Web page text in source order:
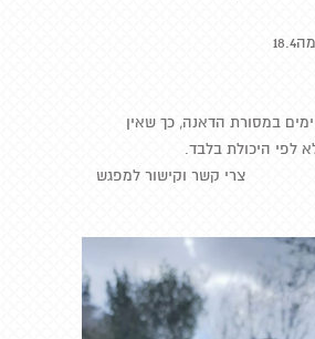
במסורת הדאנה, כך שאין
אלא לפי היכולת בלבד.
וקישור למפגש